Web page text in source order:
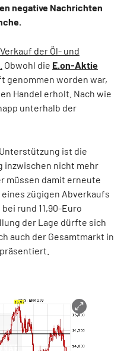
negative Nachrichten
der Öl- und
Obwohl die E.on-Aktie
genommen worden war,
Handel erholt. Nach wie
unterhalb der
ist die
nicht mehr
müssen damit erneute
zügigen Abverkaufs
rund 11,90-Euro
der Lage dürfte sich
auch der Gesamtmarkt in